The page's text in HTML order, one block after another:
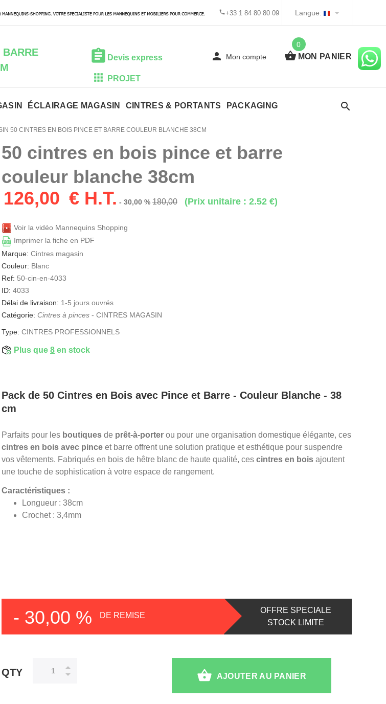
+33 1 84 80 80 09 Langue:
BARRE
Devis express
PROJET
Mon compte
0
MON PANIER
ÉCLAIRAGE MAGASIN CINTRES & PORTANTS PACKAGING
50 CINTRES EN BOIS PINCE ET BARRE COULEUR BLANCHE 38CM
50 cintres en bois pince et barre
couleur blanche 38cm
126,00 € H.T. - 30,00 % 180,00 (Prix unitaire : 2.52 €)
Voir la vidéo Mannequins Shopping
Imprimer la fiche en PDF
Marque: Cintres magasin
Couleur: Blanc
Ref: 50-cin-en-4033
ID: 4033
Délai de livraison: 1-5 jours ouvrés
Catégorie: Cintres à pinces - CINTRES MAGASIN
Type: CINTRES PROFESSIONNELS
Plus que 8 en stock
Pack de 50 Cintres en Bois avec Pince et Barre - Couleur Blanche - 38
cm
Parfaits pour les boutiques de prêt-à-porter ou pour une organisation domestique élégante, ces
cintres en bois avec pince et barre offrent une solution pratique et esthétique pour suspendre
vos vêtements. Fabriqués en bois de hêtre blanc de haute qualité, ces cintres en bois ajoutent
une touche de sophistication à votre espace de rangement.
Caractéristiques :
Longueur : 38cm
Crochet : 3,4mm
- 30,00 % DE REMISE
OFFRE SPECIALE
STOCK LIMITE
QTY AJOUTER AU PANIER